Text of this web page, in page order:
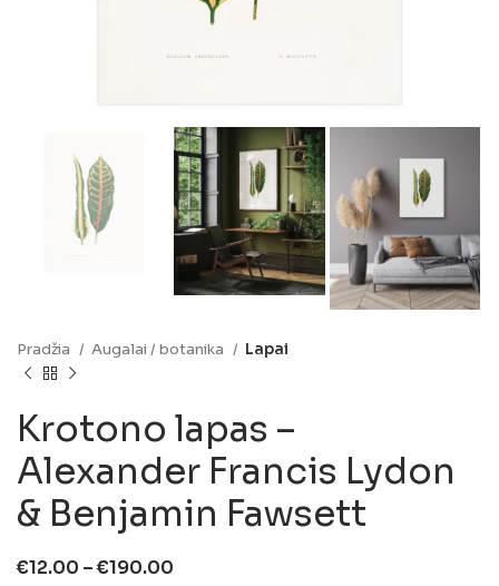
Pradžia Augalai / botanika Lapai
Krotono lapas –
Alexander Francis Lydon
& Benjamin Fawsett
€12.00 –€190.00